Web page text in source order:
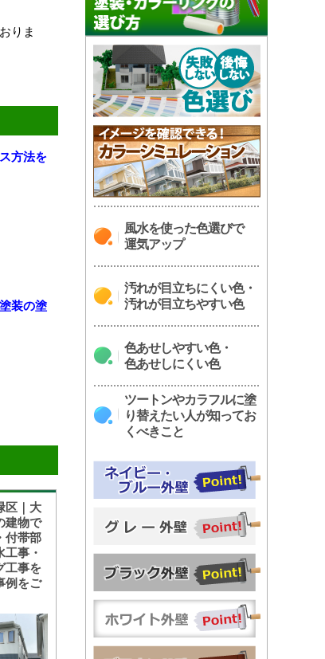
りま
方法を
装の塗
区｜大
建物で
付帯部
工事・
工事を
例をご
風水を使った色選びで
運気アップ
汚れが目立ちにくい色・
汚れが目立ちやすい色
色あせしやすい色・
色あせしにくい色
ツートンやカラフルに塗
り替えたい人が知ってお
くべきこと